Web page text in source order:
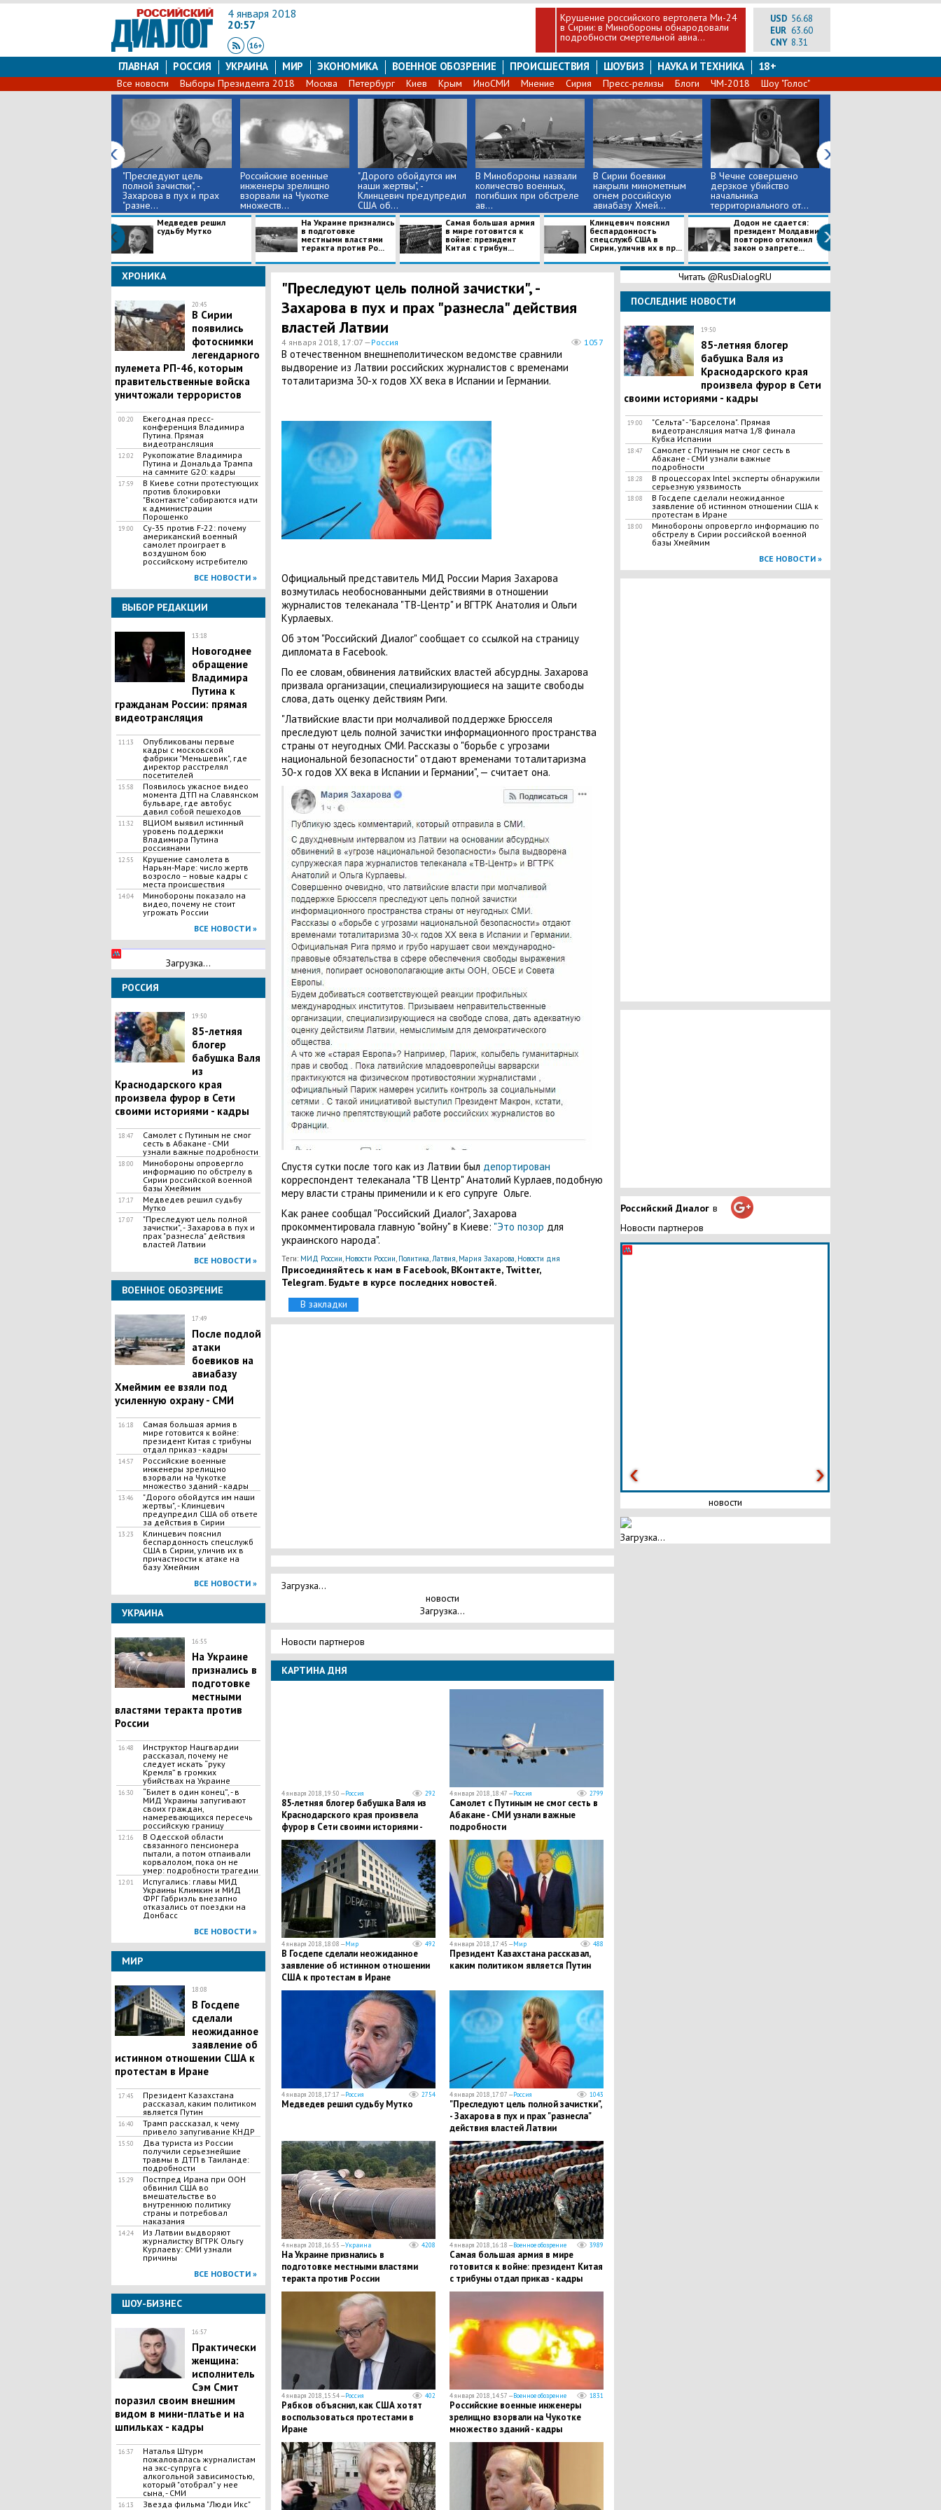
4 января 2018
20:57
Крушение российского вертолета Ми-24
в Сирии: в Минобороны обнародовали
подробности смертельной авиа...
USD 56.68
EUR 63.60
CNY 8.31
ГЛАВНАЯ РОССИЯ УКРАИНА МИР ЭКОНОМИКА ВОЕННОЕ ОБОЗРЕНИЕ ПРОИСШЕСТВИЯ ШОУБИЗ НАУКА И ТЕХНИКА 18+
Все новости Выборы Президента 2018 Москва Петербург Киев Крым ИноСМИ Мнение Сирия Пресс-релизы Блоги ЧМ-2018 Шоу "Голос"
"Преследуют цель
полной зачистки", -
Захарова в пух и прах
"разне...
Российские военные
инженеры зрелищно
взорвали на Чукотке
множеств...
"Дорого обойдутся им
наши жертвы", -
Клинцевич предупредил
США об...
В Минобороны назвали
количество военных,
погибших при обстреле
ав...
В Сирии боевики
накрыли минометным
огнем российскую
авиабазу Хмей...
В Чечне совершено
дерзкое убийство
начальника
территориального от...
Медведев решил
судьбу Мутко
На Украине признались
в подготовке
местными властями
теракта против Ро...
Самая большая армия
в мире готовится к
войне: президент
Китая с трибун...
Клинцевич пояснил
беспардонность
спецслужб США в
Сирии, уличив их в пр...
Додон не сдается:
президент Молдавии
повторно отклонил
закон о запрете...
ХРОНИКА
20:45
В Сирии
появились
фотоснимки
легендарного
пулемета РП-46, которым
правительственные войска
уничтожали террористов
00:20
Ежегодная пресс-
конференция Владимира
Путина. Прямая
видеотрансляция
12:02
Рукопожатие Владимира
Путина и Дональда Трампа
на саммите G20: кадры
17:59
В Киеве сотни протестующих
против блокировки
"Вконтакте" собираются идти
к администрации
Порошенко
19:00
Су-35 против F-22: почему
американский военный
самолет проиграет в
воздушном бою
российскому истребителю
ВСЕ НОВОСТИ »
ВЫБОР РЕДАКЦИИ
13:18
Новогоднее
обращение
Владимира
Путина к
гражданам России: прямая
видеотрансляция
11:13
Опубликованы первые
кадры с московской
фабрики "Меньшевик", где
директор расстрелял
посетителей
15:58
Появилось ужасное видео
момента ДТП на Славянском
бульваре, где автобус
давил собой пешеходов
11:32
ВЦИОМ выявил истинный
уровень поддержки
Владимира Путина
россиянами
12:55
Крушение самолета в
Нарьян-Маре: число жертв
возросло – новые кадры с
места происшествия
14:04
Минобороны показало на
видео, почему не стоит
угрожать России
ВСЕ НОВОСТИ »
Загрузка...
РОССИЯ
19:50
85-летняя
блогер
бабушка Валя
из
Краснодарского края
произвела фурор в Сети
своими историями - кадры
18:47
​Самолет с Путиным не смог
сесть в Абакане - СМИ
узнали важные подробности
18:00
Минобороны опровергло
информацию по обстрелу в
Сирии российской военной
базы Хмеймим
17:17
Медведев решил судьбу
Мутко
17:07
"Преследуют цель полной
зачистки", - Захарова в пух и
прах "разнесла" действия
властей Латвии
ВСЕ НОВОСТИ »
ВОЕННОЕ ОБОЗРЕНИЕ
17:49
После подлой
атаки
боевиков на
авиабазу
Хмеймим ее взяли под
усиленную охрану - СМИ
16:18
Самая большая армия в
мире готовится к войне:
президент Китая с трибуны
отдал приказ - кадры
14:57
Российские военные
инженеры зрелищно
взорвали на Чукотке
множество зданий - кадры
13:46
"Дорого обойдутся им наши
жертвы", - Клинцевич
предупредил США об ответе
за действия в Сирии
13:23
Клинцевич пояснил
беспардонность спецслужб
США в Сирии, уличив их в
причастности к атаке на
базу Хмеймим
ВСЕ НОВОСТИ »
УКРАИНА
16:55
На Украине
признались в
подготовке
местными
властями теракта против
России
16:48
Инструктор Нацгвардии
рассказал, почему не
следует искать “руку
Кремля” в громких
убийствах на Украине
16:30
“Билет в один конец”, - в
МИД Украины запугивают
своих граждан,
намеревающихся пересечь
российскую границу
12:16
В Одесской области
связанного пенсионера
пытали, а потом отпаивали
корвалолом, пока он не
умер: подробности трагедии
12:01
Испугались: главы МИД
Украины Климкин и МИД
ФРГ Габриэль внезапно
отказались от поездки на
Донбасс
ВСЕ НОВОСТИ »
МИР
18:08
​В Госдепе
сделали
неожиданное
заявление об
истинном отношении США к
протестам в Иране
17:45
Президент Казахстана
рассказал, каким политиком
является Путин
16:40
Трамп рассказал, к чему
привело запугивание КНДР
15:50
Два туриста из России
получили серьезнейшие
травмы в ДТП в Таиланде:
подробности
15:29
Постпред Ирана при ООН
обвинил США во
вмешательстве во
внутреннюю политику
страны и потребовал
наказания
14:24
Из Латвии выдворяют
журналистку ВГТРК Ольгу
Курлаеву: СМИ узнали
причины
ВСЕ НОВОСТИ »
ШОУ-БИЗНЕС
16:57
Практически
женщина:
исполнитель
Сэм Смит
поразил своим внешним
видом в мини-платье и на
шпильках - кадры
16:37
Наталья Штурм
пожаловалась журналистам
на экс-супруга с
алкогольной зависимостью,
который "отобрал" у нее
сына, - СМИ
16:13
Звезда фильма "Люди Икс"
"Преследуют цель полной зачистки", -
Захарова в пух и прах "разнесла" действия
властей Латвии
4 января 2018, 17:07 —Россия 1057
В отечественном внешнеполитическом ведомстве сравнили
выдворение из Латвии российских журналистов с временами
тоталитаризма 30-х годов ХХ века в Испании и Германии.
Официальный представитель МИД России Мария Захарова
возмутилась необоснованными действиями в отношении
журналистов телеканала "ТВ-Центр" и ВГТРК Анатолия и Ольги
Курлаевых.
Об этом "Российский Диалог" сообщает со ссылкой на страницу
дипломата в Facebook.
По ее словам, обвинения латвийских властей абсурдны. Захарова
призвала организации, специализирующиеся на защите свободы
слова, дать оценку действиям Риги.
"Латвийские власти при молчаливой поддержке Брюсселя
преследуют цель полной зачистки информационного пространства
страны от неугодных СМИ. Рассказы о "борьбе с угрозами
национальной безопасности" отдают временами тоталитаризма
30-х годов ХХ века в Испании и Германии", — считает она.
Спустя сутки после того как из Латвии был депортирован
корреспондент телеканала "ТВ Центр" Анатолий Курлаев, подобную
меру власти страны применили и к его супруге Ольге.
Как ранее сообщал "Российский Диалог", Захарова
прокомментировала главную "войну" в Киеве: "Это позор для
украинского народа".
Теги: МИД России, Новости России, Политика,Латвия, Мария Захарова, Новости дня
Присоединяйтесь к нам в Facebook, ВКонтакте, Twitter,
Telegram. Будьте в курсе последних новостей.
В закладки
Загрузка...
новости
Загрузка...
Новости партнеров
КАРТИНА ДНЯ
4 января 2018, 19:50 —Россия 292
85-летняя блогер бабушка Валя из
Краснодарского края произвела
фурор в Сети своими историями -
кадры
4 января 2018, 18:47 —Россия 2799
​Самолет с Путиным не смог сесть в
Абакане - СМИ узнали важные
подробности
4 января 2018, 18:08 —Мир 492
​В Госдепе сделали неожиданное
заявление об истинном отношении
США к протестам в Иране
4 января 2018, 17:45 —Мир 488
Президент Казахстана рассказал,
каким политиком является Путин
4 января 2018, 17:17 —Россия 2754
Медведев решил судьбу Мутко
4 января 2018, 17:07 —Россия 1043
"Преследуют цель полной зачистки",
- Захарова в пух и прах "разнесла"
действия властей Латвии
4 января 2018, 16:55 —Украина 4208
На Украине признались в
подготовке местными властями
теракта против России
4 января 2018, 16:18 —Военное обозрение 3989
Самая большая армия в мире
готовится к войне: президент Китая
с трибуны отдал приказ - кадры
4 января 2018, 15:54 —Россия 402
Рябков объяснил, как США хотят
воспользоваться протестами в
Иране
4 января 2018, 14:57 —Военное обозрение 1831
Российские военные инженеры
зрелищно взорвали на Чукотке
множество зданий - кадры
Читать @RusDialogRU
ПОСЛЕДНИЕ НОВОСТИ
19:50
85-летняя блогер
бабушка Валя из
Краснодарского края
произвела фурор в Сети
своими историями - кадры
19:00
"Сельта" - "Барселона". Прямая
видеотрансляция матча 1/8 финала
Кубка Испании
18:47
​Самолет с Путиным не смог сесть в
Абакане - СМИ узнали важные
подробности
18:28
В процессорах Intel эксперты обнаружили
серьезную уязвимость
18:08
​В Госдепе сделали неожиданное
заявление об истинном отношении США к
протестам в Иране
18:00
Минобороны опровергло информацию по
обстрелу в Сирии российской военной
базы Хмеймим
ВСЕ НОВОСТИ »
Российский Диалог в
Новости партнеров
новости
Загрузка...